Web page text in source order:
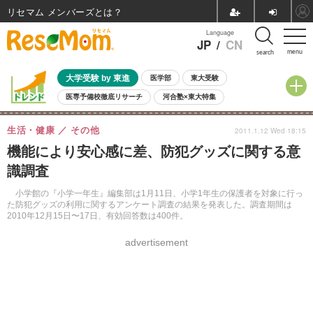
menu
Language
JP / CN search
大学受験 by 東進 医学部 東大受験
医専予備校徹底リサーチ 河合塾×東大特集
親子で考える大学選び 高校受験 中学受験 小学校受験
共通テスト 夏休み
8月開催イベント・WS 全国公立高校 過去問 人気記事
自由研究教材（小学生向け）
機能により安心感に差、防犯グッズに関する意
識調査
小学館の『小学一年生』編集部は1月11日、小学1年生の保護者を対象に行っ
た防犯グッズの利用に関するアンケート調査の結果を発表した。調査期間は
2010年12月15日〜17日、有効回答数は400件。
生活・健康 その他
advertisement
2011.1.12 Wed 18:15
リセマム メンバーズ